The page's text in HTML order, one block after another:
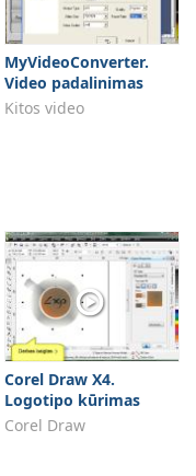
MyVideoConverter.
Video padalinimas
Kitos video
Corel Draw X4.
Logotipo kūrimas
Corel Draw